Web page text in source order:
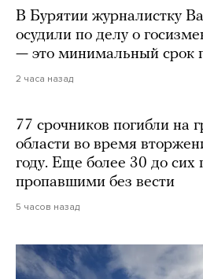
В Бурятии журналистку
осудили по делу о
— это минимальный срок
2 часа назад
77 срочников погибли на
области во время
году. Еще более 30 до сих
пропавшими без вести
5 часов назад